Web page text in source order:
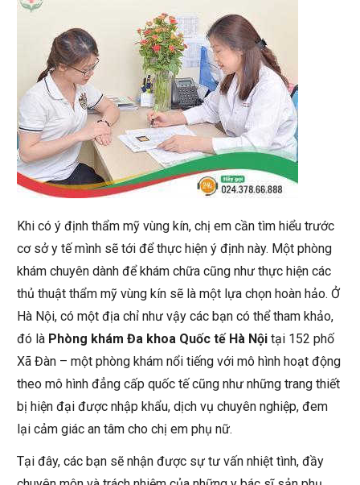
Khi có ý định thẩm mỹ vùng kín, chị em cần tìm hiểu trước
cơ sở y tế mình sẽ tới để thực hiện ý định này. Một phòng
khám chuyên dành để khám chữa cũng như thực hiện các
thủ thuật thẩm mỹ vùng kín sẽ là một lựa chọn hoàn hảo. Ở
Hà Nội, có một địa chỉ như vậy các bạn có thể tham khảo,
đó là Phòng khám Đa khoa Quốc tế Hà Nội tại 152 phố
Xã Đàn – một phòng khám nổi tiếng với mô hình hoạt động
theo mô hình đẳng cấp quốc tế cũng như những trang thiết
bị hiện đại được nhập khẩu, dịch vụ chuyên nghiệp, đem
lại cảm giác an tâm cho chị em phụ nữ.
Tại đây, các bạn sẽ nhận được sự tư vấn nhiệt tình, đầy